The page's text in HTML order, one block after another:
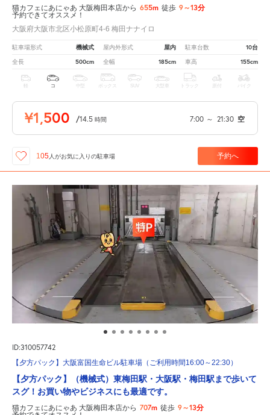
猫カフェにあにゃあ 大阪梅田本店から 655m 徒歩 9～13分
予約できてオススメ！
大阪府大阪市北区小松原町4-6 梅田ナナイロ
駐車場形式 機械式 屋内外形式 屋内 駐車台数 10台
全長 500cm 全幅 185cm 車高 155cm
軽 コ 中型 ボックス SUV 大型車 トラック 原付 バイク
¥1,500 /14.5 時間 7:00 ～ 21:30 空
105人がお気に入りの駐車場 予約へ
ID:310057742
【夕方パック】大阪富国生命ビル駐車場（ご利用時間16:00～22:30）
【夕方パック】（機械式）東梅田駅・大阪駅・梅田駅まで歩いて
スグ！お買い物やビジネスにも最適です。
猫カフェにあにゃあ 大阪梅田本店から 707m 徒歩 9～13分